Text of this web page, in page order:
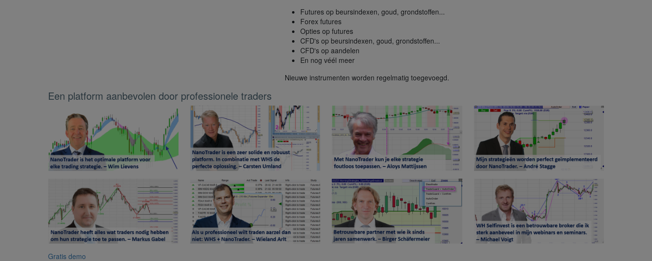
Futures op beursindexen, goud, grondstoffen...
Forex futures
Opties op futures
CFD's op beursindexen, goud, grondstoffen...
CFD's op aandelen
En nog véél meer
Nieuwe instrumenten worden regelmatig toegevoegd.
Een platform aanbevolen door professionele traders
Gratis demo